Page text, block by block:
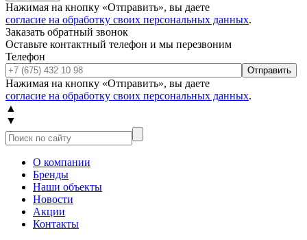
Нажимая на кнопку «Отправить», вы даете
согласие на обработку своих персональных данных.
Заказать обратный звонок
Оставьте контактный телефон и мы перезвоним
Телефон
Отправить
Нажимая на кнопку «Отправить», вы даете
согласие на обработку своих персональных данных.
▲
▼
О компании
Бренды
Наши объекты
Новости
Акции
Контакты